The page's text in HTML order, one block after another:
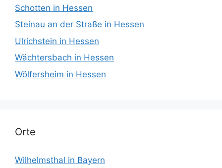
Schotten in Hessen
Steinau an der Straße in Hessen
Ulrichstein in Hessen
Wächtersbach in Hessen
Wölfersheim in Hessen
Orte
Wilhelmsthal in Bayern